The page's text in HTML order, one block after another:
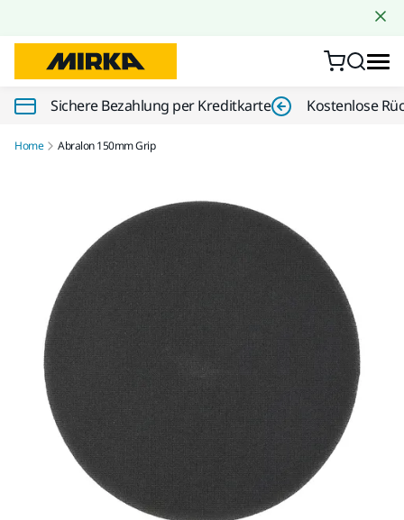
Sichere Bezahlung per Kreditkarte Kostenlose
Home Abralon 150mm Grip